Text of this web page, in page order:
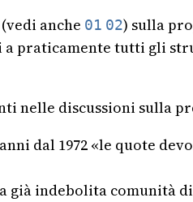
anche 01 02) sulla
praticamente tutti gli
nelle discussioni sulla
dal 1972 «le quote
già indebolita comunità